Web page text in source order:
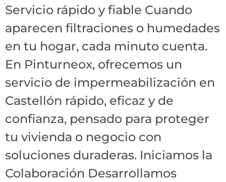
Servicio rápido y fiable Cuando
aparecen filtraciones o humedades
en tu hogar, cada minuto cuenta.
En Pinturneox, ofrecemos un
servicio de impermeabilización en
Castellón rápido, eficaz y de
confianza, pensado para proteger
tu vivienda o negocio con
soluciones duraderas. Iniciamos la
Colaboración Desarrollamos